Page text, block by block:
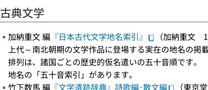
古典文学
加納重文 編 『日本古代文学地名索引』
（加納重文
上代～南北朝期の文学作品に登場する実在の地名の掲
排列は、諸国ごとの歴史的仮名遣いの五十音順です。
地名の「五十音索引」があります。
竹下数馬 編 『文学遺跡辞典』詩歌編･散文編 （東